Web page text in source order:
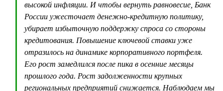
высокой инфляции. И чтобы вернуть равновесие, Банк
России ужесточает денежно-кредитную политику,
убирает избыточную поддержку спроса со стороны
кредитования. Повышение ключевой ставки уже
отразилось на динамике корпоративного портфеля.
Его рост замедлился после пика в осенние месяцы
прошлого года. Рост задолженности крупных
региональных предприятий снижается. Наблюдаем мы